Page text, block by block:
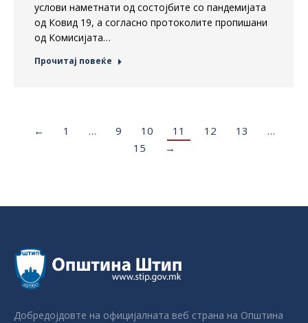
услови наметнати од состојбите со пандемијата
од Ковид 19, а согласно протоколите пропишани
од Комисијата…
Прочитај повеќе
← 1 … 9 10 11 12 13
…
15
→
Добредојдовте на официјалната веб страна на Општина